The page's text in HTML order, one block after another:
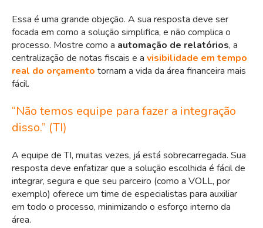
Essa é uma grande objeção. A sua resposta deve ser
focada em como a solução simplifica, e não complica o
processo. Mostre como a automação de relatórios, a
centralização de notas fiscais e a visibilidade em tempo
real do orçamento tornam a vida da área financeira mais
fácil.
“Não temos equipe para fazer a integração
disso.” (TI)
A equipe de TI, muitas vezes, já está sobrecarregada. Sua
resposta deve enfatizar que a solução escolhida é fácil de
integrar, segura e que seu parceiro (como a VOLL, por
exemplo) oferece um time de especialistas para auxiliar
em todo o processo, minimizando o esforço interno da
área.